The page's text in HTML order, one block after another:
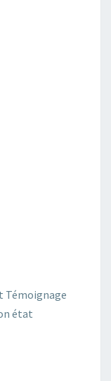
Témoignage
état